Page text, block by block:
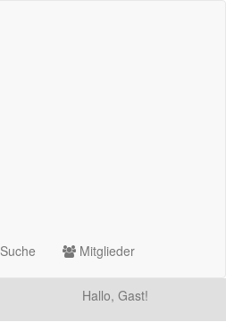
Suche Mitglieder
Hallo, Gast!